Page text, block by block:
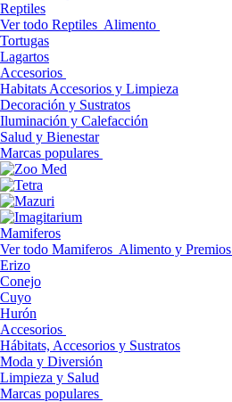
Reptiles
Ver todo Reptiles Alimento
Tortugas
Lagartos
Accesorios
Habitats Accesorios y Limpieza
Decoración y Sustratos
Iluminación y Calefacción
Salud y Bienestar
Marcas populares
Mamiferos
Ver todo Mamiferos Alimento y Premios
Erizo
Conejo
Cuyo
Hurón
Accesorios
Hábitats, Accesorios y Sustratos
Moda y Diversión
Limpieza y Salud
Marcas populares